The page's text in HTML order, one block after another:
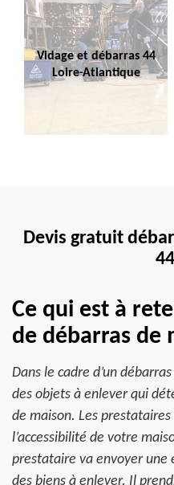
Vidage et débarras 44
Loire-Atlantique
Devis gratuit
Ce qui est à
de débarras de
Dans le cadre d’un
des objets à enlever qui
de maison. Les
l’accessibilité de votre
prestataire va envoyer une
des biens à enlever. Il